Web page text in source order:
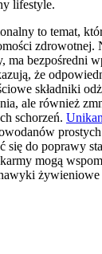
to temat,
zdrowotnej.
ma bezpośredni
że
składniki
ale również
schorzeń.
się do poprawy
mogą